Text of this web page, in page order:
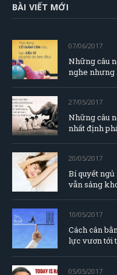
BÀI VIẾT MỚI
07/06/2017
Những câu
nghe nhưng
27/05/2017
Những câu
nhất định
20/05/2017
Bí quyết
vẫn sảng
10/05/2017
Cách cân
lực vươn tới
05/05/2017